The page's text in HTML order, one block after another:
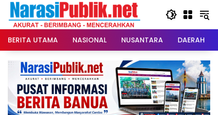
Langsung
konten
BERITA UTAMA
NASIONAL NUSANTARA DAERAH